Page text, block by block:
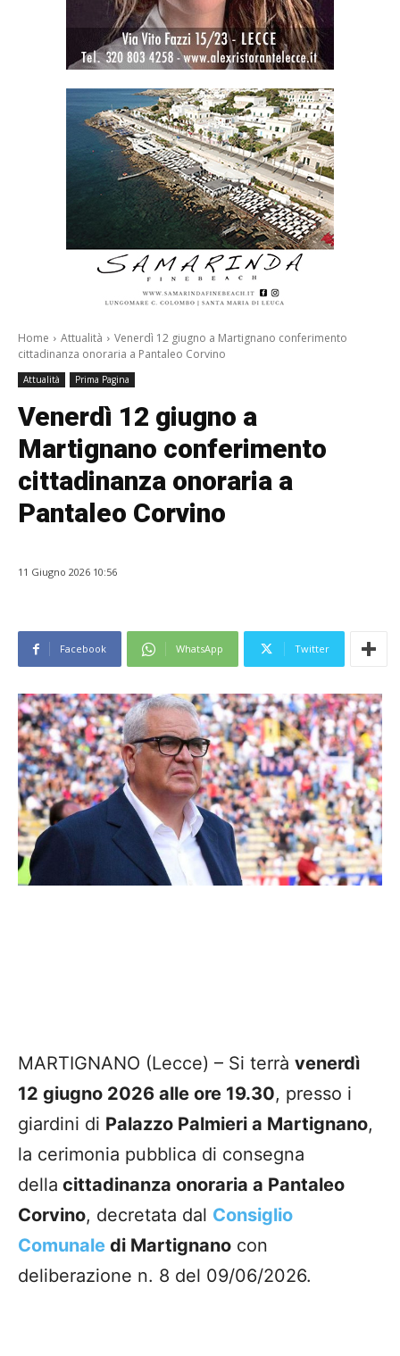
Home Attualità
Venerdì 12 giugno a Martignano conferimento
cittadinanza onoraria a Pantaleo Corvino
Attualità Prima Pagina
Venerdì 12 giugno a
Martignano conferimento
cittadinanza onoraria a
Pantaleo Corvino
11 Giugno 2026 10:56
Facebook WhatsApp Twitter
MARTIGNANO (Lecce) – Si terrà venerdì
12 giugno 2026 alle ore 19.30, presso i
giardini di Palazzo Palmieri a Martignano,
la cerimonia pubblica di consegna
della cittadinanza onoraria a Pantaleo
Corvino, decretata dal Consiglio
Comunale di Martignano con
deliberazione n. 8 del 09/06/2026.